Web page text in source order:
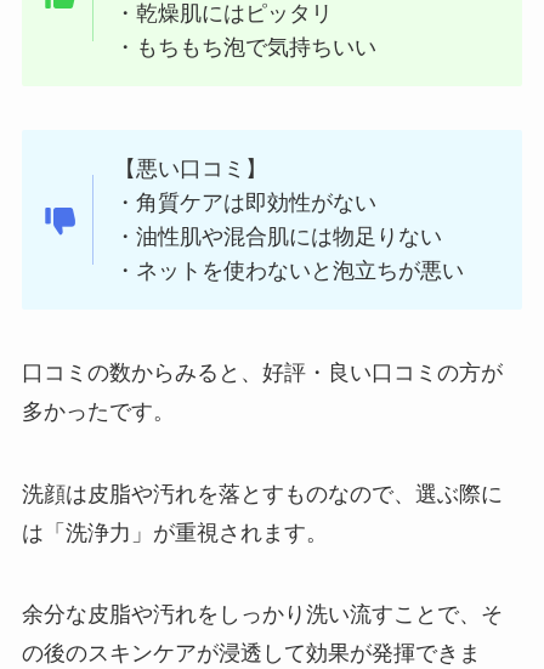
・乾燥肌にはピッタリ
・もちもち泡で気持ちいい
【悪い口コミ】
・角質ケアは即効性がない
・油性肌や混合肌には物足りない
・ネットを使わないと泡立ちが悪い
口コミの数からみると、好評・良い口コミの方が
多かったです。
洗顔は皮脂や汚れを落とすものなので、選ぶ際に
は「洗浄力」が重視されます。
余分な皮脂や汚れをしっかり洗い流すことで、そ
の後のスキンケアが浸透して効果が発揮できま